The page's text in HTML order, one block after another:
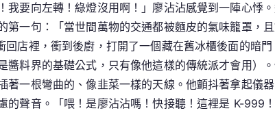
要向左轉！綠燈沒用啊！」廖沾沾感覺到一陣心悸。
一句：「當世間萬物的交通都被麵皮的氣味籠罩，
店裡，衝到後廚，打開了一個藏在舊冰櫃後面的暗
料界的基礎公式，只有像他這樣的傳統派才會用）
一根彎曲的、像韭菜一樣的天線。他顫抖著拿起儀
的聲音。「喂！是廖沾沾嗎！快接聽！這裡是 K-999